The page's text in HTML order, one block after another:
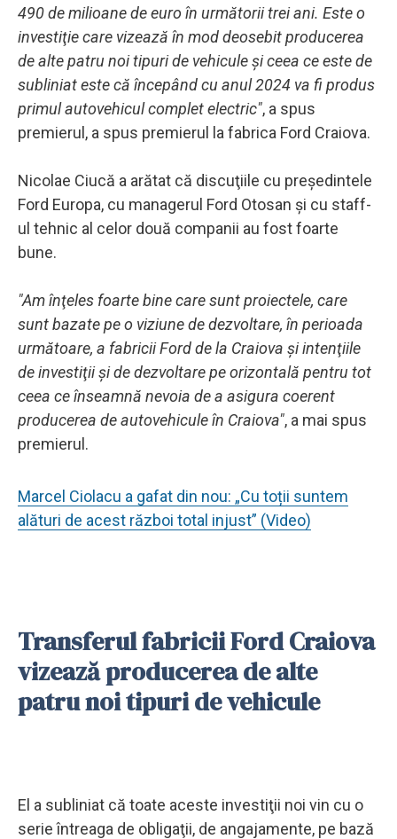
490 de milioane de euro în următorii trei ani. Este o
investiţie care vizează în mod deosebit producerea
de alte patru noi tipuri de vehicule şi ceea ce este de
subliniat este că începând cu anul 2024 va fi produs
primul autovehicul complet electric", a spus
premierul, a spus premierul la fabrica Ford Craiova.
Nicolae Ciucă a arătat că discuţiile cu preşedintele
Ford Europa, cu managerul Ford Otosan şi cu staff-
ul tehnic al celor două companii au fost foarte
bune.
"Am înţeles foarte bine care sunt proiectele, care
sunt bazate pe o viziune de dezvoltare, în perioada
următoare, a fabricii Ford de la Craiova şi intenţiile
de investiţii şi de dezvoltare pe orizontală pentru tot
ceea ce înseamnă nevoia de a asigura coerent
producerea de autovehicule în Craiova", a mai spus
premierul.
Marcel Ciolacu a gafat din nou: „Cu toții suntem
alături de acest război total injust” (Video)
Transferul fabricii Ford Craiova
vizează producerea de alte
patru noi tipuri de vehicule
El a subliniat că toate aceste investiţii noi vin cu o
serie întreaga de obligaţii, de angajamente, pe bază